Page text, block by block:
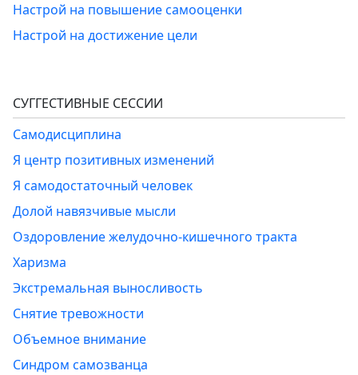
Настрой на повышение самооценки
Настрой на достижение цели
СУГГЕСТИВНЫЕ СЕССИИ
Самодисциплина
Я центр позитивных изменений
Я самодостаточный человек
Долой навязчивые мысли
Оздоровление желудочно-кишечного тракта
Харизма
Экстремальная выносливость
Снятие тревожности
Объемное внимание
Синдром самозванца